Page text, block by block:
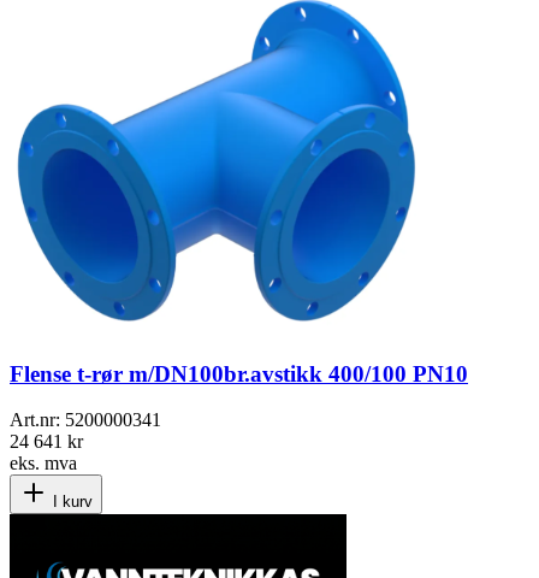
Flense t-rør m/DN100br.avstikk 400/100 PN10
Art.nr: 5200000341
24 641 kr
eks. mva
I kurv